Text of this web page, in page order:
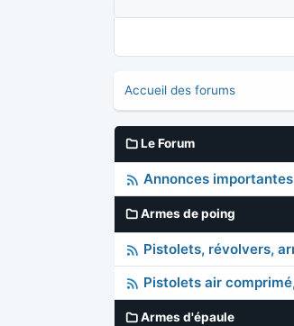
Accueil des forums
Le Forum
Annonces importantes
Armes de poing
Pistolets, révolvers,
Pistolets air
Armes d'épaule